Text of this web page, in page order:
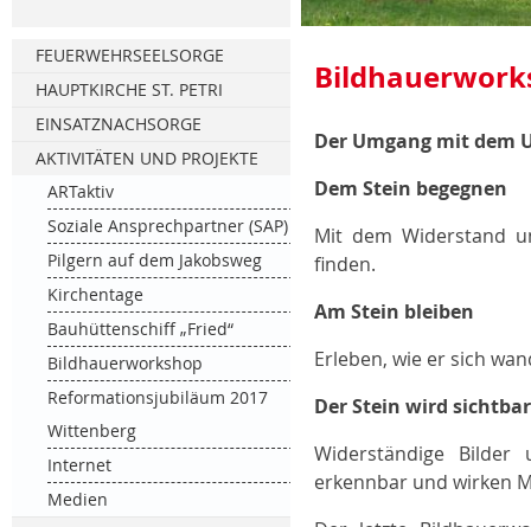
FEUERWEHRSEELSORGE
HAUPTKIRCHE ST. PETRI
Florianstag
Türmerstube
Was macht ein Smart im Turm?
Adventsfeier der Pensionäre
Gottesdienste
EINSATZNACHSORGE
Gesprächsnachsorge
Seminare Gesprächsnachsorge
Fachtagung Einsatznachsorge
Bilder der Fachtagung 2025
AKTIVITÄTEN UND PROJEKTE
ARTaktiv
Soziale Ansprechpartner (SAP)
Pilgern auf dem Jakobsweg
Kirchentage
Bauhüttenschiff „Fried“
Bildhauerworkshop
Reformationsjubiläum 2017
Wittenberg
Internet
Medien
Der Umgang mit dem
Dem Stein begegnen
Mit dem Widerstand
finden.
Am Stein bleiben
Erleben, wie er sich
Der Stein wird sichtbar
Widerständige
erkennbar und wirken